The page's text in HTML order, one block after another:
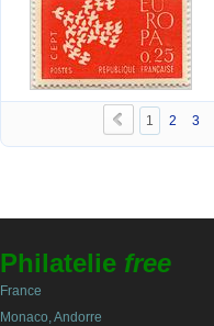
1 2 3
Philatelie free
France
Monaco, Andorre